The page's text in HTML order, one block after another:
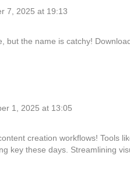
7, 2025 at 19:13
the name is catchy!
1, 2025 at 13:05
creation workflows! Tools
key these days. Streamlining